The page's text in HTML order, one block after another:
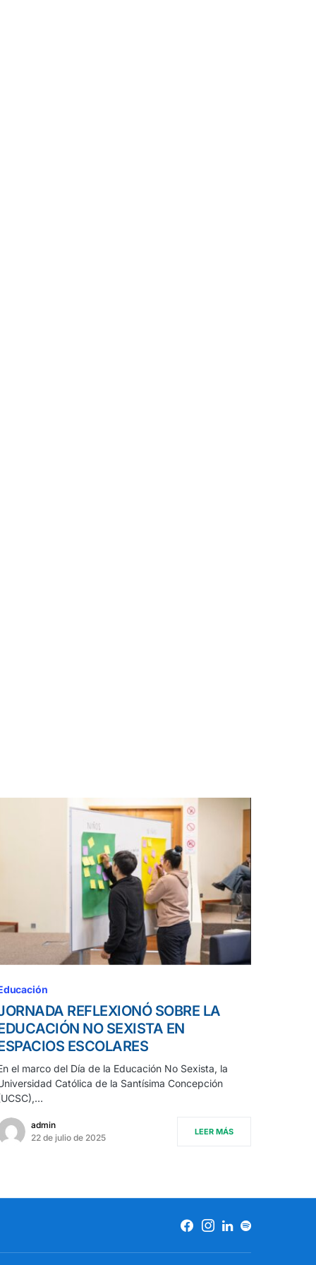
REFLEXIONÓ SOBRE LA
NO SEXISTA EN
ESCOLARES
el marco del Día de la Educación No Sexista, la
Católica de la Santísima Concepción
admin
22 de julio de 2025
LEER MÁS